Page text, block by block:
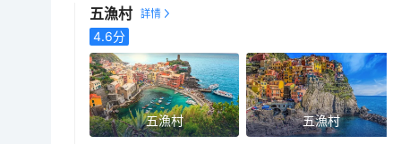
五漁村
4.6分
五漁村 五漁村